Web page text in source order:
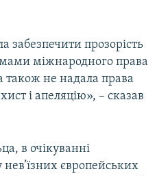
забезпечити прозорість
міжнародного права
також не надала права
і апеляцію», – сказав
в очікуванні
європейських